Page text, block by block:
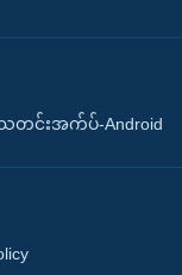
င်းအက်ပ်-Android